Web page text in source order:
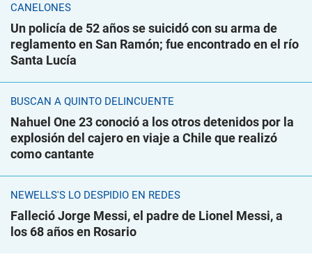
CANELONES
Un policía de 52 años se suicidó con su arma de
reglamento en San Ramón; fue encontrado en el río
Santa Lucía
BUSCAN A QUINTO DELINCUENTE
Nahuel One 23 conoció a los otros detenidos por la
explosión del cajero en viaje a Chile que realizó
como cantante
NEWELLS'S LO DESPIDIÓ EN REDES
Falleció Jorge Messi, el padre de Lionel Messi, a
los 68 años en Rosario